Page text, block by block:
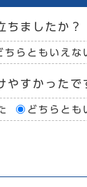
ちましたか？
ちらともいえな
やすかったで
どちらとも